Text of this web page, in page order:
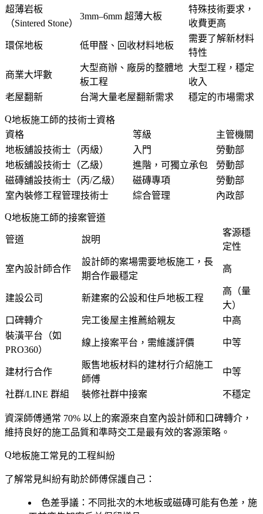
超薄岩板
（Sintered Stone）
3mm–6mm 超薄大板
特殊技術要求，
收費更高
環保地板 低甲醛、回收材料地板
需要了解新材料
特性
商業大坪數
大型商辦、廠房的整體地
板工程
大型工程，穩定
收入
老屋翻新
台灣大量老屋翻新需求 穩定的市場需求
地板施工師的技術士資格
資格
等級
主管機關
地板舖設技術士（丙級）
入門
勞動部
地板舖設技術士（乙級）
進階，可獨立承包
勞動部
磁磚舖設技術士（丙/乙級）
磁磚專項
勞動部
室內裝修工程管理技術士
綜合管理 內政部
地板施工師的接案管道
管道 說明
客源穩
定性
室內設計師合作
設計師的案場需要地板施工，長
期合作最穩定
高
建設公司 新建案的公設和住戶地板工程
高（量
大）
口碑轉介
完工後屋主推薦給親友
中高
裝潢平台（如
PRO360）
線上接案平台，需維護評價 中等
建材行合作
販售地板材料的建材行介紹施工
師傅
中等
社群/LINE 群組 裝修社群中接案 不穩定
資深師傅通常 70% 以上的案源來自室內設計師和口碑轉介，
維持良好的施工品質和準時交工是最有效的客源策略。
地板施工常見的工程糾紛
了解常見糾紛有助於師傅保護自己：
色差爭議 ：不同批次的木地板或磁磚可能有色差，施